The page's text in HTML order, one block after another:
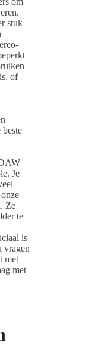
stuk
of
Je
Ze
te
is
vragen
met
met